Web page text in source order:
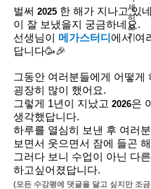
벌써2025 한 해가 지나고 있
이 잘 보냈을지 궁금하네요.
선생님이메가스터디에서 여
답니다🥳🎉
그동안 여러분들에게 어떻게
굉장히 많이 했어요.
그렇게 1년이 지났고2026은
생각했답니다.
하루를 열심히 보낸 후 여러
보면서 웃으면서 잠에 들곤
그러다 보니 수업이 아닌 다
하고싶어졌답니다.
(모든 수강평에 댓글을 달고 싶지만 조